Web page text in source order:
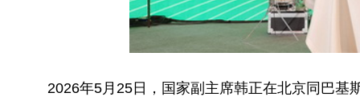
2026年5月25日，国家副主席韩正在北京同巴基